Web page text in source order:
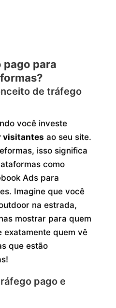
pago para
de tráfego
você investe
visitantes ao seu site.
isso significa
como
Ads para
Imagine que você
na estrada,
mostrar para quem
exatamente quem vê
que estão
pago e